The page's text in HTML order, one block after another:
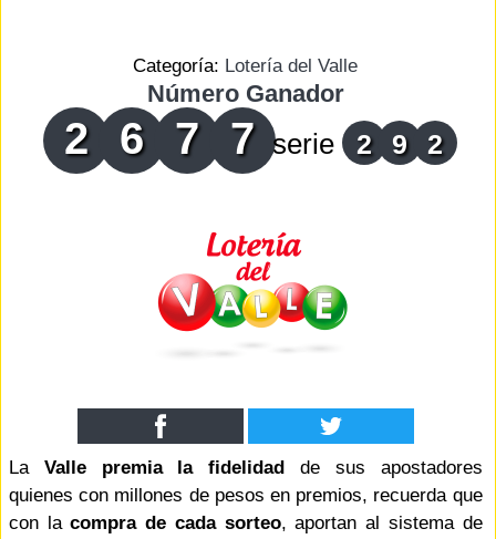
Categoría: Lotería del Valle
Número Ganador
2 6 7 7 serie 2 9 2
La Valle premia la fidelidad de sus apostadores
quienes con millones de pesos en premios, recuerda que
con lacompra de cada sorteo, aportan al sistema de